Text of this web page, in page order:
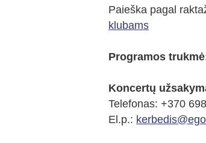
Paieška pagal
klubams
Programos
Koncertų
Telefonas: +370
El.p.: